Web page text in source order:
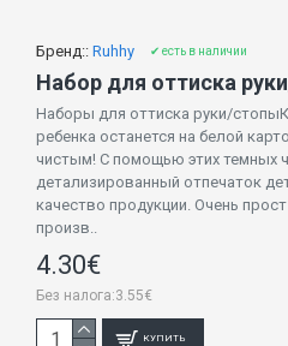
Бренд:: Ruhhy ✔ есть в наличии
Набор для оттиска
Наборы для оттиска руки/
ребенка останется на белой
чистым! С помощью этих темных
детализированный отпечаток
качество продукции. Очень
произв..
4.30€
Без налога:3.55€
КУПИТЬ